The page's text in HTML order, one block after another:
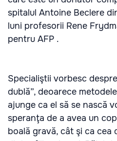
spitalul Antoine Beclere
luni profesorii Rene
pentru AFP .
Specialiştii vorbesc
dublă”, deoarece
ajunge ca el să se nască
speranţa de a avea un
boală gravă, cât şi ca cea